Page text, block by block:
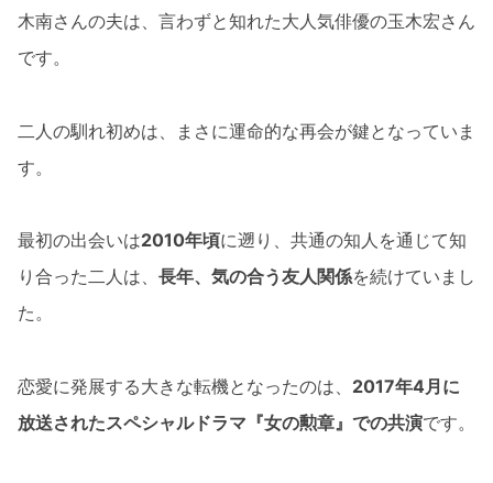
木南さんの夫は、言わずと知れた大人気俳優の玉木宏さん
です。
二人の馴れ初めは、まさに運命的な再会が鍵となっていま
す。
最初の出会いは2010年頃に遡り、共通の知人を通じて知
り合った二人は、 長年、気の合う友人関係を続けていまし
た。
恋愛に発展する大きな転機となったのは、 2017年4月に
放送されたスペシャルドラマ『女の勲章』での共演です。